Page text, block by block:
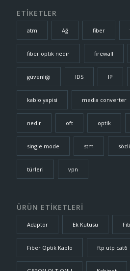
ETİKETLER
atm Ağ fiber
fiber optik nedir firewall
güvenliği IDS IP
kablo yapisi media converter
nedir oft optik
single mode stm
türleri vpn
ÜRÜN ETİKETLERİ
Adaptor Ek Kutusu
Fiber Optik Kablo ftp utp cat6